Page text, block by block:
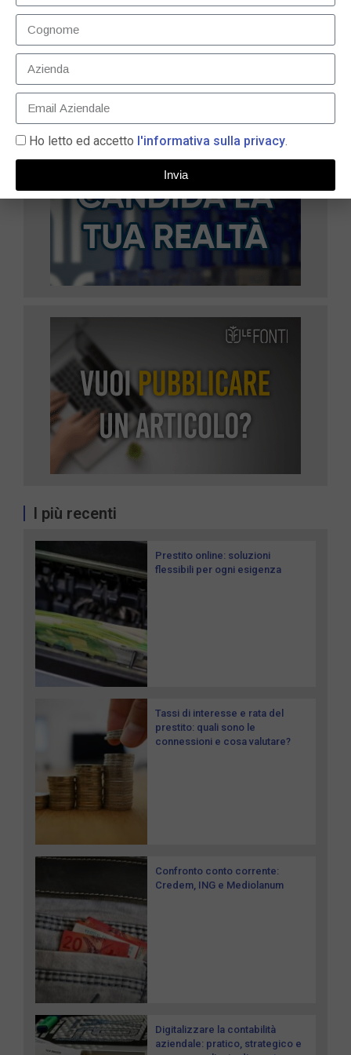
LEGGI TUTTO »
I più recenti
Prestito online: soluzioni
flessibili per ogni esigenza
Tassi di interesse e rata del
prestito: quali sono le
connessioni e cosa valutare?
Confronto conto corrente:
Credem, ING e Mediolanum
Digitalizzare la contabilità
aziendale: pratico, strategico e
Ho letto ed accetto l'informativa sulla privacy.
Invia